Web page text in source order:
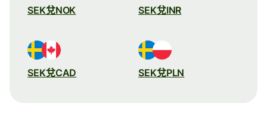
SEK兌NOK SEK兌INR
SEK兌CAD SEK兌PLN